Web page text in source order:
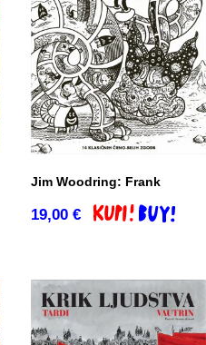
Jim Woodring: Frank
19,00 € Dodaj v košarico